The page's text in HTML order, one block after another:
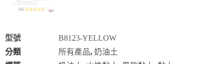
型號
B8123-YELLOW
分類
所有產品, 奶油土